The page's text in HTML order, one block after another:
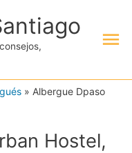
» Albergue Dpaso
Hostel,